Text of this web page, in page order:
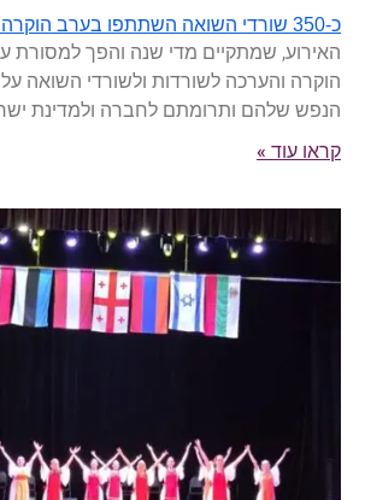
כ-350 שורדי השואה השתתפו בערב הוקרה מרגש בגבעתיים
האירוע, שמתקיים מדי שנה והפך למסורת
הוקרה והערכה לשורדות ולשורדי השואה
הנפש שלהם ותרומתם לחברה ולמדינת
קראו עוד »